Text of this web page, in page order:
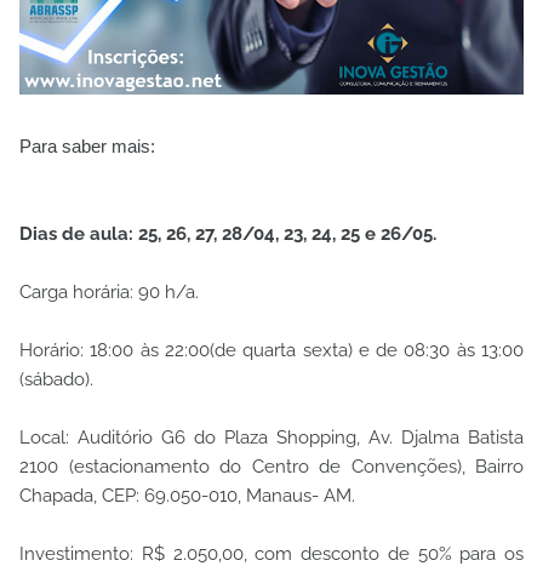
Para saber mais:
Dias de aula: 25, 26, 27, 28/04, 23, 24, 25 e 26/05.
Carga horária: 90 h/a.
Horário: 18:00 às 22:00(de quarta sexta) e de 08:30 às 13:00
(sábado).
Local: Auditório G6 do Plaza Shopping, Av. Djalma Batista
2100 (estacionamento do Centro de Convenções), Bairro
Chapada, CEP: 69.050-010, Manaus- AM.
Investimento: R$ 2.050,00, com desconto de 50% para os